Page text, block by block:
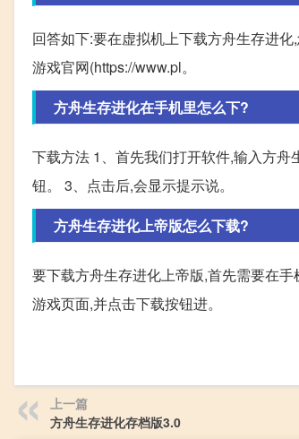
回答如下:要在虚拟机上下载方舟生存进
游戏官网(https://www.pl。
方舟生存进化在手机里怎么下?
下载方法 1、首先我们打开软件,输入方舟
钮。 3、点击后,会显示提示说。
方舟生存进化上帝版怎么下载?
要下载方舟生存进化上帝版,首先需要在
游戏页面,并点击下载按钮进。
上一篇
方舟生存进化存档版3.0